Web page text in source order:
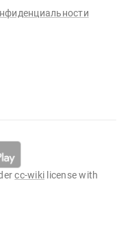
cc-wiki license with